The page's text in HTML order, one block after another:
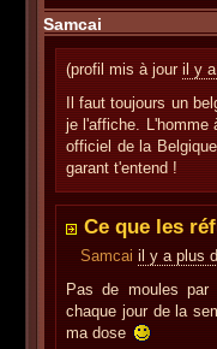
Samcai
(profil mis à jour il y
Il faut toujours un
je l'affiche. L'homme
officiel de la
garant t'entend !
Ce que les
Samcai il y a plus
Pas de moules
chaque jour de la
ma dose